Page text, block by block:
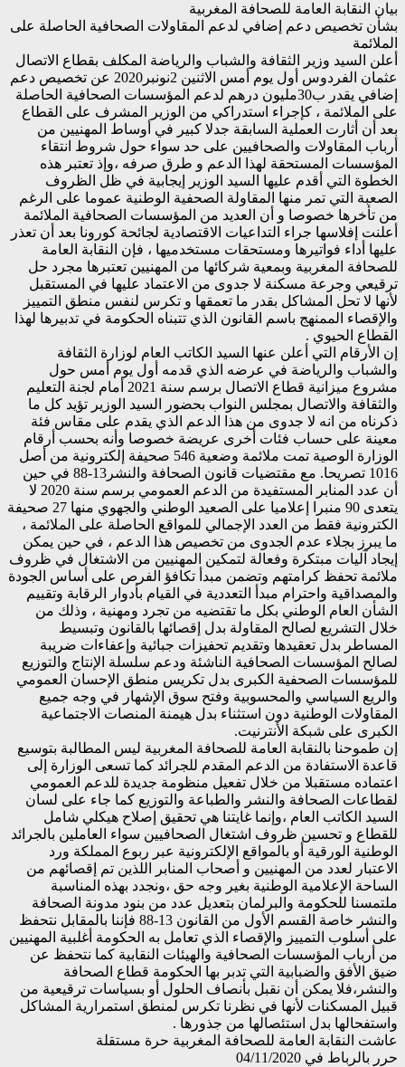
بيان النقابة العامة للصحافة المغربية
بشأن تخصيص دعم إضافي لدعم المقاولات الصحافية الحاصلة على
الملائمة
أعلن السيد وزير الثقافة والشباب والرياضة المكلف بقطاع الاتصال
عثمان الفردوس أول يوم أمس الاثنين 2نونبر2020 عن تخصيص دعم
إضافي يقدر ب30مليون درهم لدعم المؤسسات الصحافية الحاصلة
على الملائمة ، كإجراء استدراكي من الوزير المشرف على القطاع
بعد أن أثارت العملية السابقة جدلا كبير في أوساط المهنيين من
أرباب المقاولات والصحافيين على حد سواء حول شروط انتقاء
المؤسسات المستحقة لهذا الدعم و طرق صرفه ،وإذ تعتبر هذه
الخطوة التي أقدم عليها السيد الوزير إيجابية في ظل الظروف
الصعبة التي تمر منها المقاولة الصحفية الوطنية عموما على الرغم
من تأخرها خصوصا و أن العديد من المؤسسات الصحافية الملائمة
أعلنت إفلاسها جراء التداعيات الاقتصادية لجائحة كورونا بعد أن تعذر
عليها أداء فواتيرها ومستحقات مستخدميها ، فإن النقابة العامة
للصحافة المغربية وبمعية شركائها من المهنيين تعتبرها مجرد حل
ترقيعي وجرعة مسكنة لا جدوى من الاعتماد عليها في المستقبل
لأنها لا تحل المشاكل بقدر ما تعمقها و تكرس لنفس منطق التمييز
والإقصاء الممنهج باسم القانون الذي تتبناه الحكومة في تدبيرها لهذا
القطاع الحيوي .
إن الأرقام التي أعلن عنها السيد الكاتب العام لوزارة الثقافة
والشباب والرياضة في عرضه الذي قدمه أول يوم أمس حول
مشروع ميزانية قطاع الاتصال برسم سنة 2021 أمام لجنة التعليم
والثقافة والاتصال بمجلس النواب بحضور السيد الوزير تؤيد كل ما
ذكرناه من انه لا جدوى من هذا الدعم الذي يقدم على مقاس فئة
معينة على حساب فئات أخرى عريضة خصوصا وأنه بحسب أرقام
الوزارة الوصية تمت ملائمة وضعية 546 صحيفة إلكترونية من أصل
1016 تصريحا. مع مقتضيات قانون الصحافة والنشر13-88 في حين
أن عدد المنابر المستفيدة من الدعم العمومي برسم سنة 2020 لا
يتعدى 90 منبرا إعلاميا على الصعيد الوطني والجهوي منها 27 صحيفة
الكترونية فقط من العدد الإجمالي للمواقع الحاصلة على الملائمة ،
ما يبرز بجلاء عدم الجدوى من تخصيص هذا الدعم ، في حين يمكن
إيجاد آليات مبتكرة وفعالة لتمكين المهنيين من الاشتغال في ظروف
ملائمة تحفظ كرامتهم وتضمن مبدأ تكافؤ الفرص على أساس الجودة
والمصداقية واحترام مبدأ التعددية في القيام بأدوار الرقابة وتقييم
الشأن العام الوطني بكل ما تقتضيه من تجرد ومهنية ، وذلك من
خلال التشريع لصالح المقاولة بدل إقصائها بالقانون وتبسيط
المساطر بدل تعقيدها وتقديم تحفيزات جبائية وإعفاءات ضريبة
لصالح المؤسسات الصحافية الناشئة ودعم سلسلة الإنتاج والتوزيع
للمؤسسات الصحفية الكبرى بدل تكريس منطق الإحسان العمومي
والريع السياسي والمحسوبية وفتح سوق الإشهار في وجه جميع
المقاولات الوطنية دون استثناء بدل هيمنة المنصات الاجتماعية
الكبرى على شبكة الأنترنيت.
إن طموحنا بالنقابة العامة للصحافة المغربية ليس المطالبة بتوسيع
قاعدة الاستفادة من الدعم المقدم للجرائد كما تسعى الوزارة إلى
اعتماده مستقبلا من خلال تفعيل منظومة جديدة للدعم العمومي
لقطاعات الصحافة والنشر والطباعة والتوزيع كما جاء على لسان
السيد الكاتب العام ،وإنما غايتنا هي تحقيق إصلاح هيكلي شامل
للقطاع و تحسين ظروف اشتغال الصحافيين سواء العاملين بالجرائد
الوطنية الورقية أو بالمواقع الإلكترونية عبر ربوع المملكة ورد
الاعتبار لعدد من المهنيين و أصحاب المنابر اللذين تم إقصائهم من
الساحة الإعلامية الوطنية بغير وجه حق ،ونجدد بهذه المناسبة
ملتمسنا للحكومة والبرلمان بتعديل عدد من بنود مدونة الصحافة
والنشر خاصة القسم الأول من القانون 13-88 فإننا بالمقابل نتحفظ
على أسلوب التمييز والإقصاء الذي تعامل به الحكومة أغلبية المهنيين
من أرباب المؤسسات الصحافية والهيئات النقابية كما نتحفظ عن
ضيق الأفق والضبابية التي تدبر بها الحكومة قطاع الصحافة
والنشر،فلا يمكن أن نقبل بأنصاف الحلول أو بسياسات ترقيعية من
قبيل المسكنات لأنها في نظرنا تكرس لمنطق استمرارية المشاكل
واستفحالها بدل استئصالها من جذورها .
عاشت النقابة العامة للصحافة المغربية حرة مستقلة
حرر بالرباط في 04/11/2020